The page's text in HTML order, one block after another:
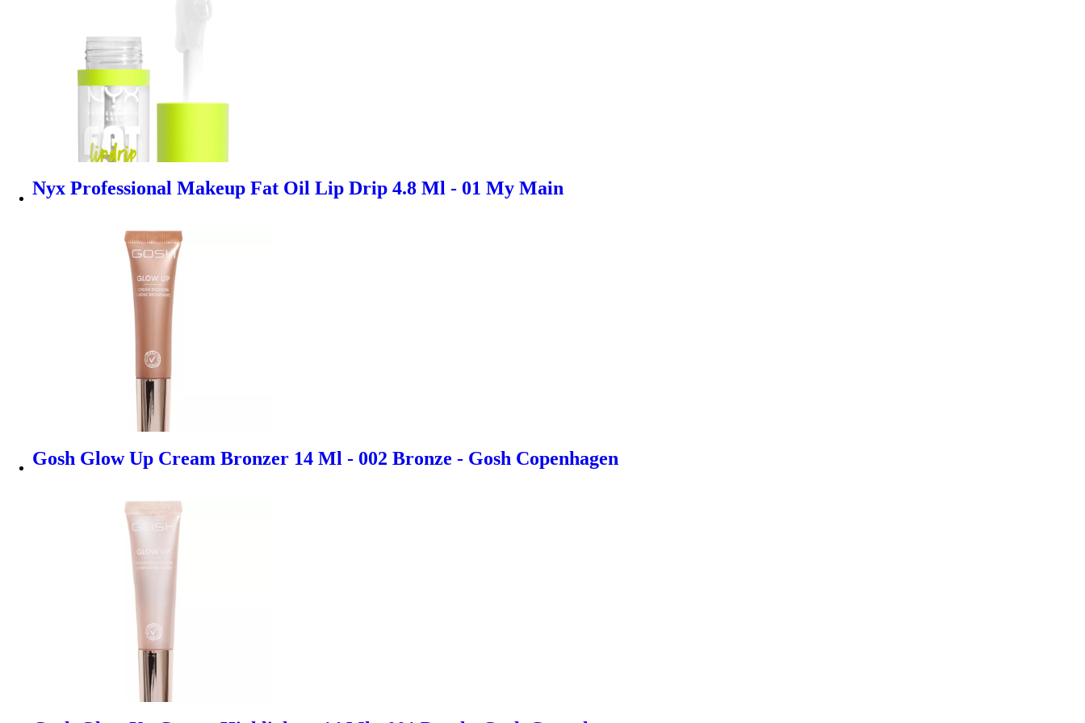
Nyx Professional Makeup Fat Oil Lip Drip 4.8 Ml - 01 My Main
Gosh Glow Up Cream Bronzer 14 Ml - 002 Bronze - Gosh Copenhagen